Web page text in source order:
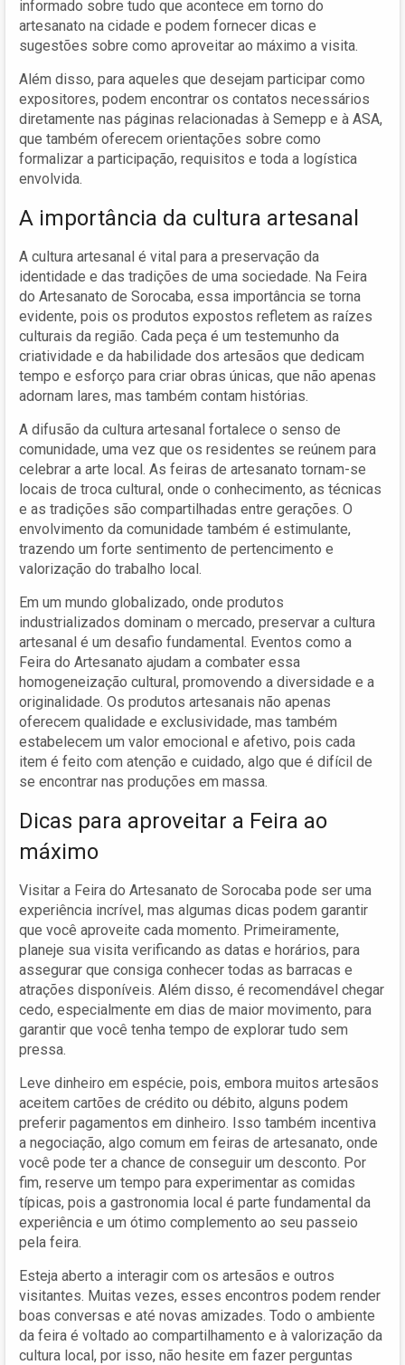
informado sobre tudo que acontece em torno do
artesanato na cidade e podem fornecer dicas e
sugestões sobre como aproveitar ao máximo a visita.
Além disso, para aqueles que desejam participar como
expositores, podem encontrar os contatos necessários
diretamente nas páginas relacionadas à Semepp e à ASA,
que também oferecem orientações sobre como
formalizar a participação, requisitos e toda a logística
envolvida.
A importância da cultura artesanal
A cultura artesanal é vital para a preservação da
identidade e das tradições de uma sociedade. Na Feira
do Artesanato de Sorocaba, essa importância se torna
evidente, pois os produtos expostos refletem as raízes
culturais da região. Cada peça é um testemunho da
criatividade e da habilidade dos artesãos que dedicam
tempo e esforço para criar obras únicas, que não apenas
adornam lares, mas também contam histórias.
A difusão da cultura artesanal fortalece o senso de
comunidade, uma vez que os residentes se reúnem para
celebrar a arte local. As feiras de artesanato tornam-se
locais de troca cultural, onde o conhecimento, as técnicas
e as tradições são compartilhadas entre gerações. O
envolvimento da comunidade também é estimulante,
trazendo um forte sentimento de pertencimento e
valorização do trabalho local.
Em um mundo globalizado, onde produtos
industrializados dominam o mercado, preservar a cultura
artesanal é um desafio fundamental. Eventos como a
Feira do Artesanato ajudam a combater essa
homogeneização cultural, promovendo a diversidade e a
originalidade. Os produtos artesanais não apenas
oferecem qualidade e exclusividade, mas também
estabelecem um valor emocional e afetivo, pois cada
item é feito com atenção e cuidado, algo que é difícil de
se encontrar nas produções em massa.
Dicas para aproveitar a Feira ao
máximo
Visitar a Feira do Artesanato de Sorocaba pode ser uma
experiência incrível, mas algumas dicas podem garantir
que você aproveite cada momento. Primeiramente,
planeje sua visita verificando as datas e horários, para
assegurar que consiga conhecer todas as barracas e
atrações disponíveis. Além disso, é recomendável chegar
cedo, especialmente em dias de maior movimento, para
garantir que você tenha tempo de explorar tudo sem
pressa.
Leve dinheiro em espécie, pois, embora muitos artesãos
aceitem cartões de crédito ou débito, alguns podem
preferir pagamentos em dinheiro. Isso também incentiva
a negociação, algo comum em feiras de artesanato, onde
você pode ter a chance de conseguir um desconto. Por
fim, reserve um tempo para experimentar as comidas
típicas, pois a gastronomia local é parte fundamental da
experiência e um ótimo complemento ao seu passeio
pela feira.
Esteja aberto a interagir com os artesãos e outros
visitantes. Muitas vezes, esses encontros podem render
boas conversas e até novas amizades. Todo o ambiente
da feira é voltado ao compartilhamento e à valorização da
cultura local, por isso, não hesite em fazer perguntas